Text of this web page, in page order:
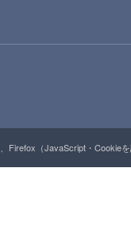
Firefox（JavaScript・Cookie